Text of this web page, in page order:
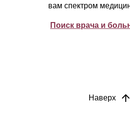
вам спектром
Поиск врача и
Наверх